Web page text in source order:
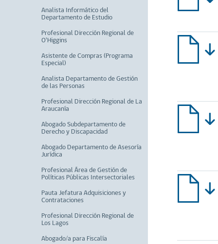
Analista Informático del
Departamento de Estudio
Profesional Dirección Regional de
O'Higgins
Asistente de Compras (Programa
Especial)
Analista Departamento de Gestión
de las Personas
Profesional Dirección Regional de La
Araucanía
Abogado Subdepartamento de
Derecho y Discapacidad
Abogado Departamento de Asesoría
Jurídica
Profesional Área de Gestión de
Políticas Públicas Intersectoriales
Pauta Jefatura Adquisiciones y
Contrataciones
Profesional Dirección Regional de
Los Lagos
Abogado/a para Fiscalía